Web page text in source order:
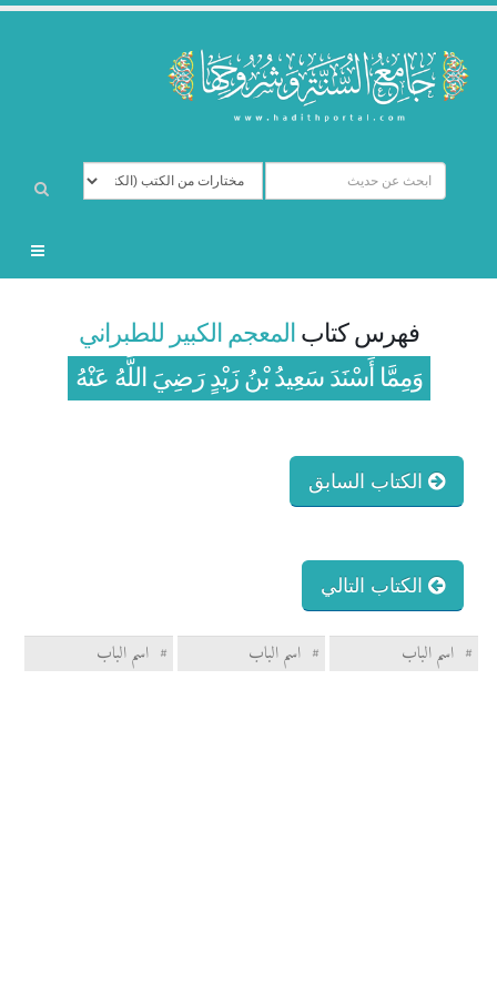
فهرس كتاب المعجم الكبير للطبراني
وَمِمَّا أَسْنَدَ سَعِيدُ بْنُ زَيْدٍ رَضِيَ اللَّهُ عَنْهُ
الكتاب السابق
الكتاب التالي
# اسم الباب # اسم الباب # اسم الباب